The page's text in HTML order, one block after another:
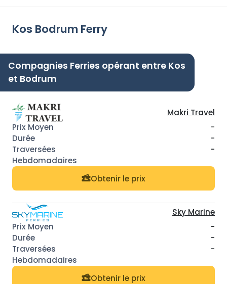
Kos Bodrum Ferry
Compagnies Ferries opérant entre Kos
et Bodrum
Makri Travel
-
-
-
Obtenir le prix
Sky Marine
-
-
-
Obtenir le prix